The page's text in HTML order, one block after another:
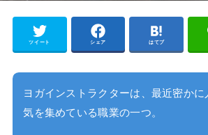
ツイート シェア はてブ
ヨガインストラクターは、最近密かに
気を集めている職業の一つ。